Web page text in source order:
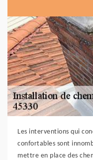
Les interventions qui
confortables sont
mettre en place des